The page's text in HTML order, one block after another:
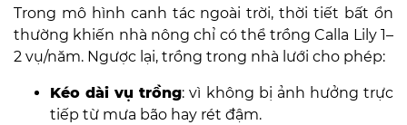
Trong mô hình canh tác ngoài trời, thời tiết bất ổn
thường khiến nhà nông chỉ có thể trồng Calla Lily 1–
2 vụ/năm. Ngược lại, trồng trong nhà lưới cho phép:
Kéo dài vụ trồng: vì không bị ảnh hưởng trực
tiếp từ mưa bão hay rét đậm.